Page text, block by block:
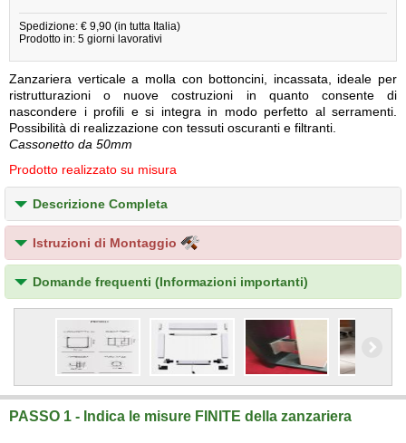
Spedizione: € 9,90 (in tutta Italia)
Prodotto in: 5 giorni lavorativi
Zanzariera verticale a molla con bottoncini, incassata, ideale per
ristrutturazioni o nuove costruzioni in quanto consente di
nascondere i profili e si integra in modo perfetto al serramenti.
Possibilità di realizzazione con tessuti oscuranti e filtranti.
Cassonetto da 50mm
Prodotto realizzato su misura
Descrizione Completa
Istruzioni di Montaggio
Domande frequenti (Informazioni importanti)
PASSO 1 - Indica le misure FINITE della zanzariera